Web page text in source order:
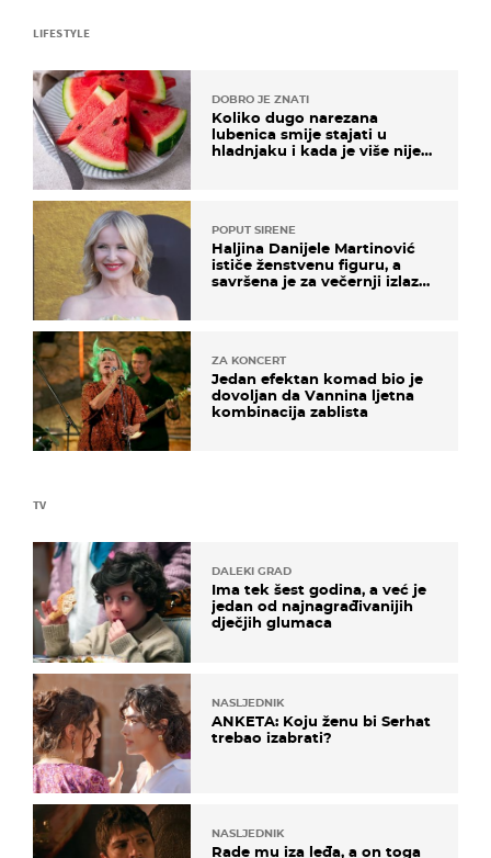
TV
DALEKI GRAD
Ima tek šest godina, a već je
jedan od najnagrađivanijih
dječjih glumaca
NASLJEDNIK
ANKETA: Koju ženu bi Serhat
trebao izabrati?
NASLJEDNIK
Rade mu iza leđa, a on toga
LIFESTYLE
DOBRO JE ZNATI
Koliko dugo narezana
lubenica smije stajati u
hladnjaku i kada je više nije
POPUT SIRENE
Haljina Danijele Martinović
ističe ženstvenu figuru, a
savršena je za večernji izlazak
ZA KONCERT
Jedan efektan komad bio je
dovoljan da Vannina ljetna
kombinacija zablista